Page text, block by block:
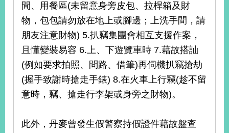
間、用餐區(未留意身旁皮包、拉桿箱及財
物，包包請勿放在地上或腳邊；上洗手間，請
朋友注意財物) 5.扒竊集團會相互支援作案，
且懂變裝易容 6.上、下遊覽車時 7.藉故搭訕
(例如要求拍照、問路、借筆)再伺機扒竊搶劫
(握手致謝時搶走手錶) 8.在火車上行竊(趁不留
意時，竊、搶走行李架或身旁之財物)。
此外，丹麥曾發生假警察持假證件藉故盤查